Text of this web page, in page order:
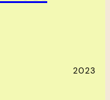
2023